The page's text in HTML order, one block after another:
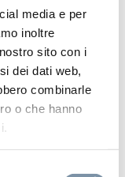
media e per
inoltre
sito con i
dei dati web,
combinarle
o che hanno
BJ007 B